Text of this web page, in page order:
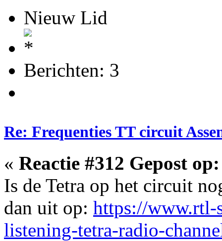
Nieuw Lid
Berichten: 3
Re: Frequenties TT circuit
« Reactie #312 Gepost op:
Is de Tetra op het circuit
dan uit op: https://www.rtl-
listening-tetra-radio-